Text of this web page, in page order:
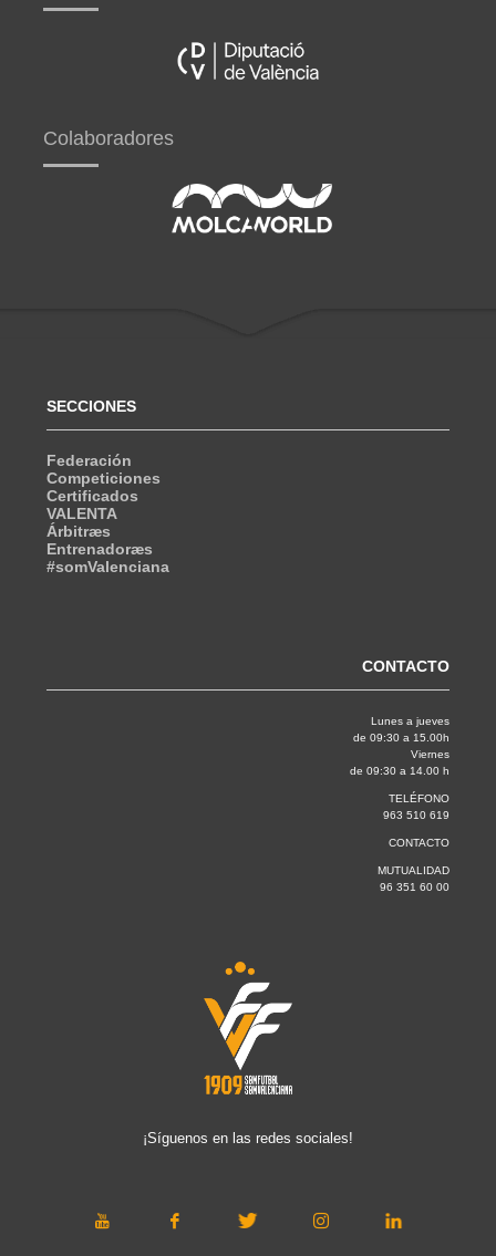
Colaboradores
SECCIONES
Federación
Competiciones
Certificados
VALENTA
Árbitræs
Entrenadoræs
#somValenciana
CONTACTO
Lunes a jueves
de 09:30 a 15.00h
Viernes
de 09:30 a 14.00 h
TELÉFONO
963 510 619
CONTACTO
MUTUALIDAD
96 351 60 00
¡Síguenos en las redes sociales!